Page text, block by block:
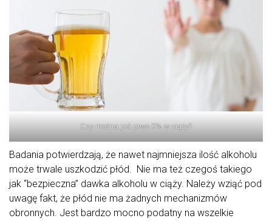
Czy można pić piwo 0% w ciąży?
Badania potwierdzają, że nawet najmniejsza ilość alkoholu
może trwale uszkodzić płód. Nie ma też czegoś takiego
jak “bezpieczna” dawka alkoholu w ciąży. Należy wziąć pod
uwagę fakt, że płód nie ma żadnych mechanizmów
obronnych. Jest bardzo mocno podatny na wszelkie